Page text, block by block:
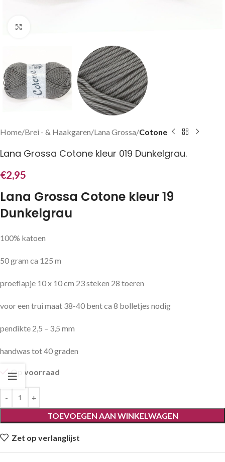
Home Brei - & Haakgaren Lana Grossa Cotone
Lana Grossa Cotone kleur 019 Dunkelgrau.
€2,95
Lana Grossa Cotone kleur 19
Dunkelgrau
100% katoen
50 gram ca 125 m
proeflapje 10 x 10 cm 23 steken 28 toeren
voor een trui maat 38-40 bent ca 8 bolletjes nodig
pendikte 2,5 – 3,5 mm
handwas tot 40 graden
Op voorraad
TOEVOEGEN AAN WINKELWAGEN
Zet op verlanglijst